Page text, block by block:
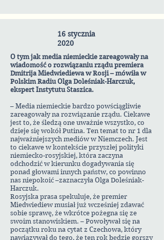
16 stycznia
2020
O tym jak media niemieckie zareagowały na
wiadomość o rozwiązaniu rządu premiera
Dmitrija Miedwiediewa w Rosji – mówiła w
Polskim Radiu Olga Doleśniak-Harczuk,
ekspert Instytutu Staszica.
– Media niemieckie bardzo powściągliwie
zareagowały na rozwiązanie rządu. Ciekawe
jest to, że śledzą one uważnie wszystko, co
dzieje się wokół Putina. Ten temat to nr 1 dla
najważniejszych mediów w Niemczech. Jest
to ciekawe w kontekście przyszłej polityki
niemiecko-rosyjskiej, która zaczyna
odchodzić w kierunku dogadywania się
ponad głowami innych państw, co powinno
nas niepokoić –zaznaczyła Olga Doleśniak-
Harczuk.
Rosyjska prasa spekuluje, że premier
Miedwiediew musiał już wcześniej zdawać
sobie sprawę, że wkrótce pożegna się ze
swoim stanowiskiem. – Powoływał się na
początku roku na cytat z Czechowa, który
nawiązywał do tego, że ten rok będzie gorszy